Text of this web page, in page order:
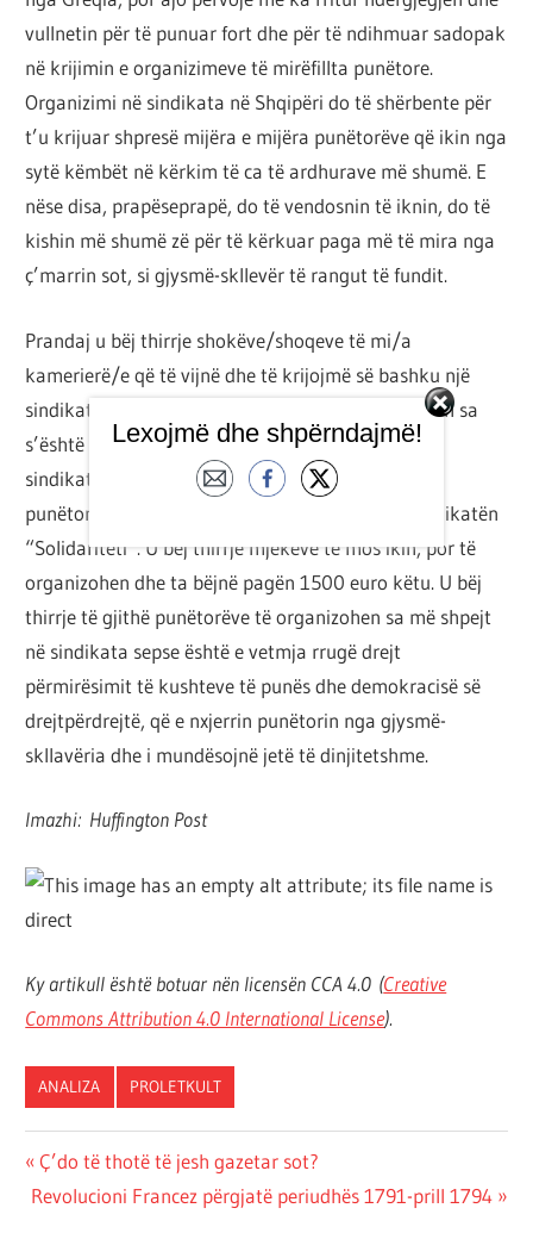
vullnetin për të punuar fort dhe për të ndihmuar sadopak
në krijimin e organizimeve të mirëfillta punëtore.
Organizimi në sindikata në Shqipëri do të shërbente për
t’u krijuar shpresë mijëra e mijëra punëtorëve që ikin nga
sytë këmbët në kërkim të ca të ardhurave më shumë. E
nëse disa, prapëseprapë, do të vendosnin të iknin, do të
kishin më shumë zë për të kërkuar paga më të mira nga
ç’marrin sot, si gjysmë-skllevër të rangut të fundit.
Prandaj u bëj thirrje shokëve/shoqeve të mi/a
kamerierë/e që të vijnë dhe të krijojmë së bashku një
sindikatë. U bëj thirrje minatorëve që të bashkohen sa
s’është vonë. U bëj thirrje mësuesve të braktisin
sindikatat e vjetra që kanë zënë myk. U bëj thirrje
punëtorëve të
-ave të bashkohen në sindikatën
“Solidariteti”. U bëj thirrje mjekëve të mos ikin, por të
organizohen dhe ta bëjnë pagën 1500 euro këtu. U bëj
thirrje të gjithë punëtorëve të organizohen sa më shpejt
në sindikata sepse është e vetmja rrugë drejt
përmirësimit të kushteve të punës dhe demokracisë së
drejtpërdrejtë, që e nxjerrin punëtorin nga gjysmë-
skllavëria dhe i mundësojnë jetë të dinjitetshme.
Imazhi: Huffington Post
Ky artikull është botuar nën licensën CCA 4.0 (Creative
Commons Attribution 4.0 International License).
ANALIZA PROLETKULT
Post
navigation
Previous
Post:
Ç’do të thotë të jesh gazetar sot?
Next
Revolucioni Francez përgjatë periudhës 1791-prill 1794
Lexojmë dhe shpërndajmë!